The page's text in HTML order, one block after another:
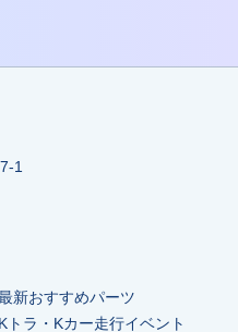
1
新おすすめパーツ
Kトラ・Kカー走行イベント